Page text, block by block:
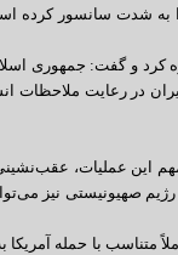
به ‌شدت سانسور کرده
کرد و گفت: جمهوری
در رعایت ملاحظات
مهم این عملیات،
صهیونیستی نیز
متناسب با حمله آمریکا